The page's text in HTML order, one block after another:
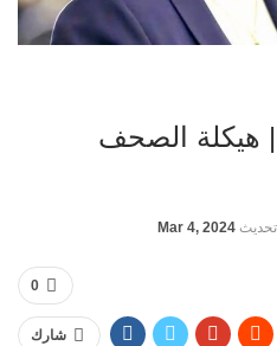
| هيكلة الصحف
Mar 4, 2024
0
شارك